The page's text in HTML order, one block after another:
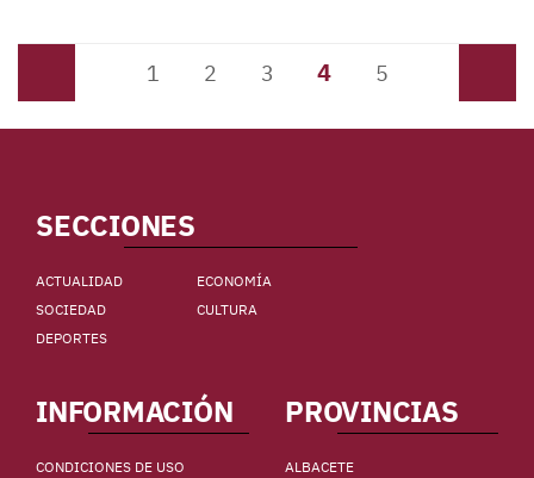
1 2 3 4 5
SECCIONES
ACTUALIDAD
ECONOMÍA
SOCIEDAD
CULTURA
DEPORTES
INFORMACIÓN
CONDICIONES DE USO
PROVINCIAS
ALBACETE